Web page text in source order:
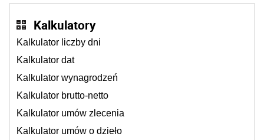
Kalkulatory
Kalkulator liczby dni
Kalkulator dat
Kalkulator wynagrodzeń
Kalkulator brutto-netto
Kalkulator umów zlecenia
Kalkulator umów o dzieło